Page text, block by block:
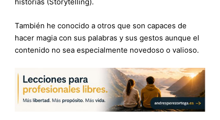
También he conocido a otros que son capaces de
hacer magia con sus palabras y sus gestos aunque el
contenido no sea especialmente novedoso o valioso.